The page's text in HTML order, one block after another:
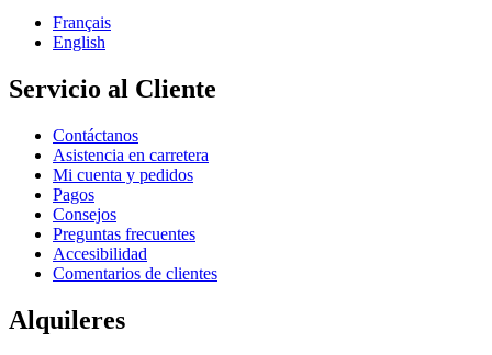
Français
English
Servicio al Cliente
Contáctanos
Asistencia en carretera
Mi cuenta y pedidos
Pagos
Consejos
Preguntas frecuentes
Accesibilidad
Comentarios de clientes
Alquileres